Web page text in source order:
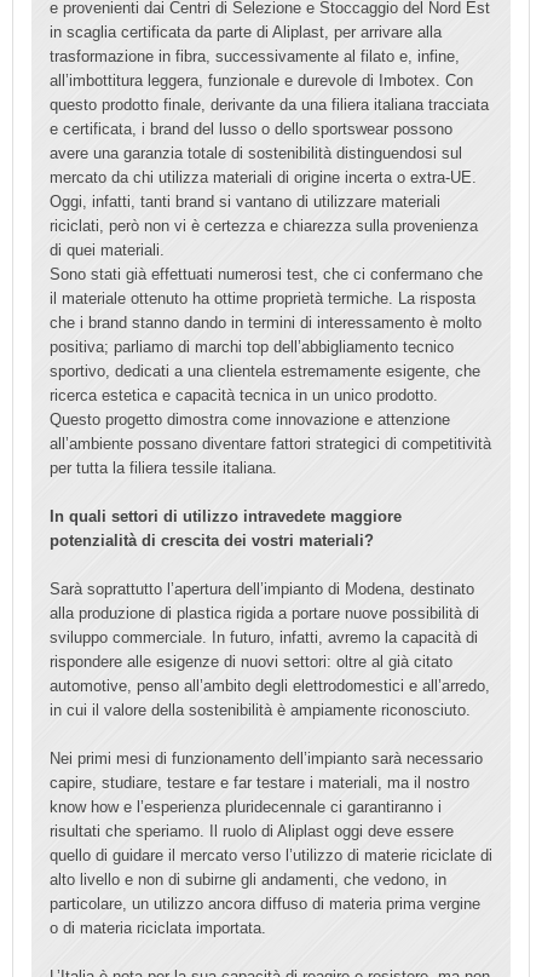
e provenienti dai Centri di Selezione e Stoccaggio del Nord Est
in scaglia certificata da parte di Aliplast, per arrivare alla
trasformazione in fibra, successivamente al filato e, infine,
all’imbottitura leggera, funzionale e durevole di Imbotex. Con
questo prodotto finale, derivante da una filiera italiana tracciata
e certificata, i brand del lusso o dello sportswear possono
avere una garanzia totale di sostenibilità distinguendosi sul
mercato da chi utilizza materiali di origine incerta o extra-UE.
Oggi, infatti, tanti brand si vantano di utilizzare materiali
riciclati, però non vi è certezza e chiarezza sulla provenienza
di quei materiali.
Sono stati già effettuati numerosi test, che ci confermano che
il materiale ottenuto ha ottime proprietà termiche. La risposta
che i brand stanno dando in termini di interessamento è molto
positiva; parliamo di marchi top dell’abbigliamento tecnico
sportivo, dedicati a una clientela estremamente esigente, che
ricerca estetica e capacità tecnica in un unico prodotto.
Questo progetto dimostra come innovazione e attenzione
all’ambiente possano diventare fattori strategici di competitività
per tutta la filiera tessile italiana.
In quali settori di utilizzo intravedete maggiore
potenzialità di crescita dei vostri materiali?
Sarà soprattutto l’apertura dell’impianto di Modena, destinato
alla produzione di plastica rigida a portare nuove possibilità di
sviluppo commerciale. In futuro, infatti, avremo la capacità di
rispondere alle esigenze di nuovi settori: oltre al già citato
automotive, penso all’ambito degli elettrodomestici e all’arredo,
in cui il valore della sostenibilità è ampiamente riconosciuto.
Nei primi mesi di funzionamento dell’impianto sarà necessario
capire, studiare, testare e far testare i materiali, ma il nostro
know how e l’esperienza pluridecennale ci garantiranno i
risultati che speriamo. Il ruolo di Aliplast oggi deve essere
quello di guidare il mercato verso l’utilizzo di materie riciclate di
alto livello e non di subirne gli andamenti, che vedono, in
particolare, un utilizzo ancora diffuso di materia prima vergine
o di materia riciclata importata.